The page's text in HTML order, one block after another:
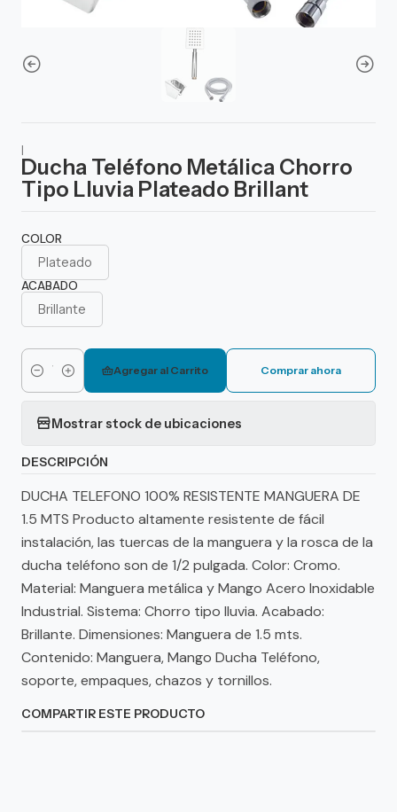
|
Ducha Teléfono Metálica Chorro
Tipo Lluvia Plateado Brillant
COLOR
Plateado
ACABADO
Brillante
Cantidad
Agregar al Carrito Comprar ahora
Mostrar stock de ubicaciones
DESCRIPCIÓN
DUCHA TELEFONO 100% RESISTENTE MANGUERA DE
1.5 MTS Producto altamente resistente de fácil
instalación, las tuercas de la manguera y la rosca de la
ducha teléfono son de 1/2 pulgada. Color: Cromo.
Material: Manguera metálica y Mango Acero Inoxidable
Industrial. Sistema: Chorro tipo lluvia. Acabado:
Brillante. Dimensiones: Manguera de 1.5 mts.
Contenido: Manguera, Mango Ducha Teléfono,
soporte, empaques, chazos y tornillos.
COMPARTIR ESTE PRODUCTO